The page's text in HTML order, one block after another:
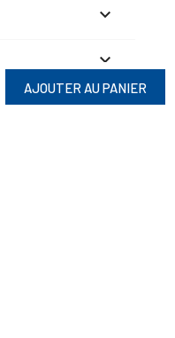
AJOUTER AU PANIER

